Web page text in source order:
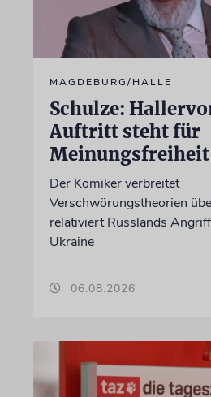
MAGDEBURG/HALLE
Schulze:
Auftritt steht für
Meinungsfreiheit
Der Komiker verbreitet
Verschwörungstheorien
relativiert Russlands
Ukraine
06.08.2026